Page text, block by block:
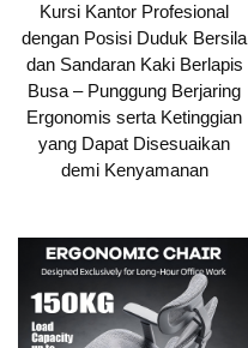
Kursi Kantor Profesional
dengan Posisi Duduk Bersila
dan Sandaran Kaki Berlapis
Busa – Punggung Berjaring
Ergonomis serta Ketinggian
yang Dapat Disesuaikan
demi Kenyamanan